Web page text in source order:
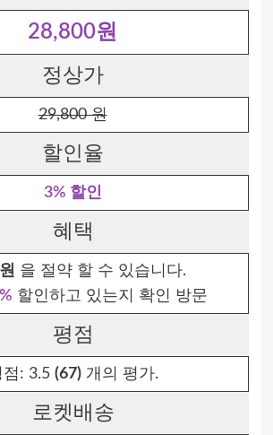
28,800원
정상가
29,800 원
할인율
3% 할인
혜택
을 절약 할 수 있습니다.
할인하고 있는지 확인 방문
평점
점: 3.5 (67)개의 평가.
로켓배송